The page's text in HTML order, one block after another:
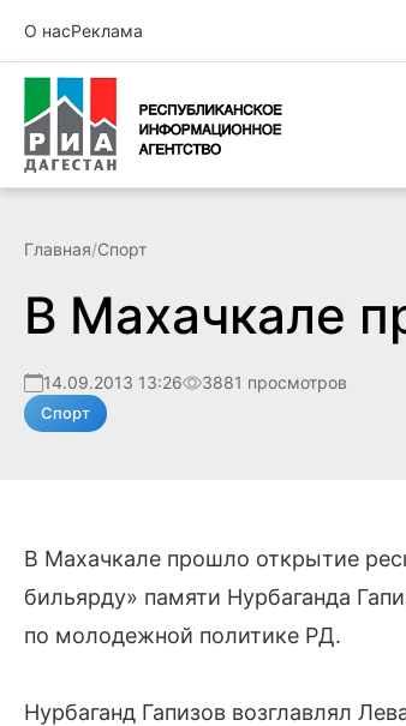
О насРеклама
Главная/Спорт
В Махачкале
14.09.2013 13:26 3881 просмотров
Спорт
В Махачкале прошло открытие
бильярду» памяти Нурбаганда
по молодежной политике РД.
Нурбаганд Гапизов возглавлял